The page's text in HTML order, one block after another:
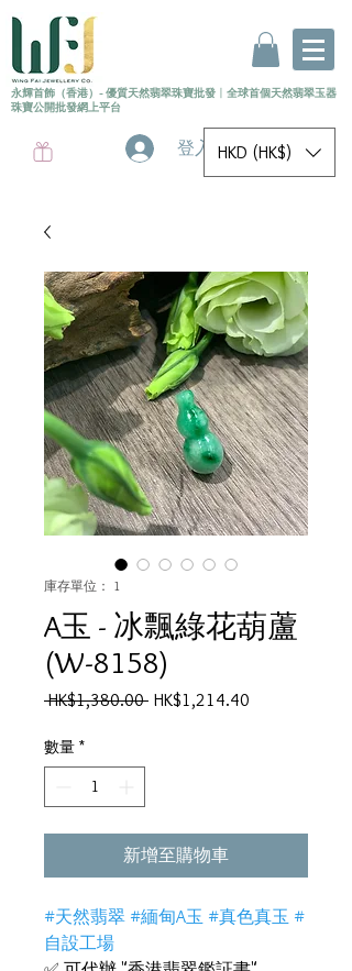
永輝首飾（香港）- 優質天然翡翠珠寶批發 〡 全球首個天然翡翠玉器
珠寶公開批發網上平台
登入 HKD (HK$)
庫存單位： 1
A玉 - 冰飄綠花葫蘆
(W-8158)
HK$1,380.00 一HK$1,214.40
數量 *
新增至購物車
#天然翡翠 #緬甸A玉 #真色真玉 #
自設工場